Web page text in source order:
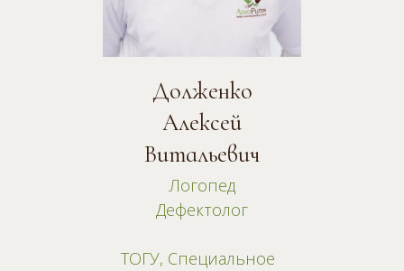
Долженко
Алексей
Витальевич
Логопед
Дефектолог
ТОГУ, Специальное